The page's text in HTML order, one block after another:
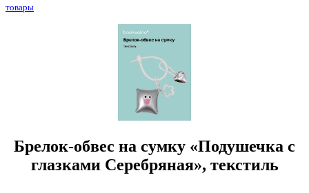
товары
Брелок-обвес на сумку «Подушечка с
глазками Серебряная», текстиль